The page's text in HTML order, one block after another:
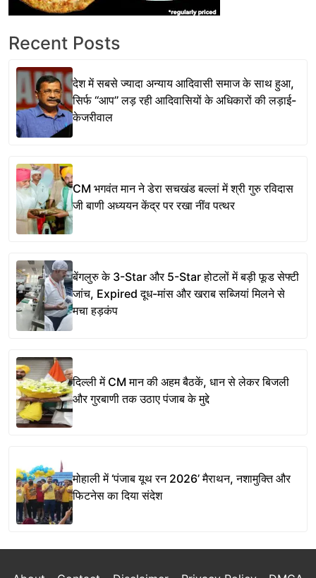
Recent Posts
देश में सबसे ज्यादा अन्याय आदिवासी समाज के साथ हुआ,
सिर्फ ‘‘आप’’ लड़ रही आदिवासियों के अधिकारों की लड़ाई-
केजरीवाल
CM भगवंत मान ने डेरा सचखंड बल्लां में श्री गुरु रविदास
जी बाणी अध्ययन केंद्र पर रखा नींव पत्थर
बेंगलुरु के 3-Star और 5-Star होटलों में बड़ी फूड सेफ्टी
जांच, Expired दूध-मांस और खराब सब्जियां मिलने से
मचा हड़कंप
दिल्ली में CM मान की अहम बैठकें, धान से लेकर बिजली
और गुरबाणी तक उठाए पंजाब के मुद्दे
मोहाली में ‘पंजाब यूथ रन 2026’ मैराथन, नशामुक्ति और
फिटनेस का दिया संदेश